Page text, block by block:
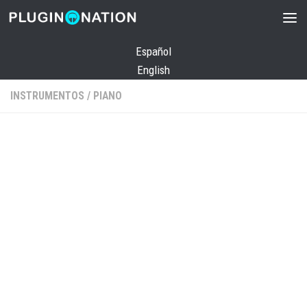
Saltar al contenido
Español
English
INSTRUMENTOS / PIANO